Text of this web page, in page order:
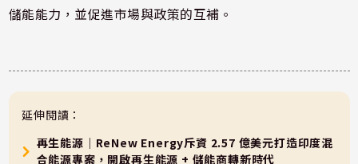
儲能能力，並促進市場與政策的互補。
延伸閱讀：
再生能源｜ReNew Energy斥資 2.57 億美元打造印度混
合能源專案，開啟再生能源 + 儲能商轉新時代